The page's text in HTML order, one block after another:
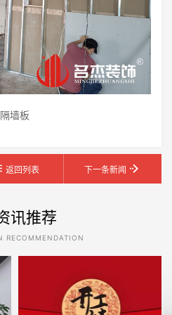
隔墙板
返回列表 下一条新闻
讯推荐
RECOMMENDATION